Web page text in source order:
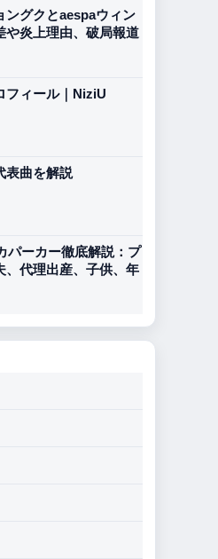
ングクとaespaウィン
や炎上理由、破局報道
フィール｜NiziU
表曲を解説
パーカー徹底解説：プ
、代理出産、子供、年